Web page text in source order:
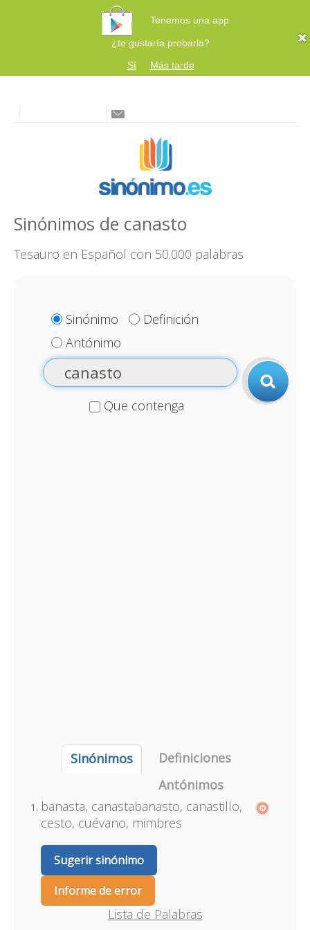
Tenemos una app
¿te gustaría probarla?
Sí
Más tarde
Sinónimos de canasto
Tesauro en Español con 50.000 palabras
Sinónimo
Definición
Antónimo
Que contenga
Sinónimos
Definiciones
Antónimos
banasta, canastabanasto, canastillo,
cesto, cuévano, mimbres
Sugerir sinónimo
Informe de error
Lista de Palabras